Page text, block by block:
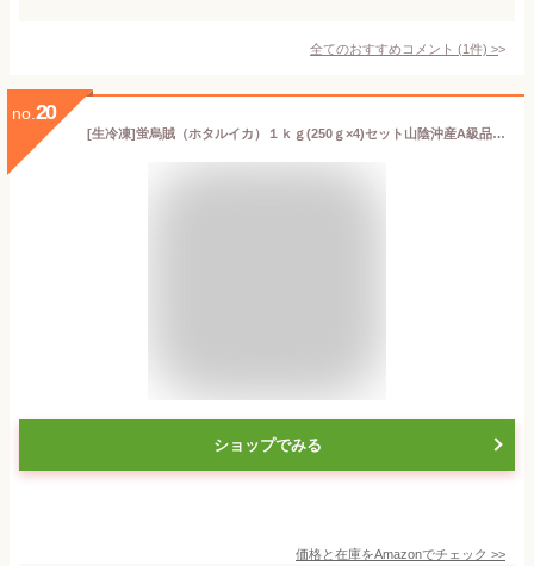
全てのおすすめコメント (1件) >
no. 20
[生冷凍]蛍烏賊（ホタルイカ）１ｋｇ(250ｇ×4)セット山陰沖産A級品フォーシーズン
ショップでみる
価格と在庫をAmazonでチェック >>